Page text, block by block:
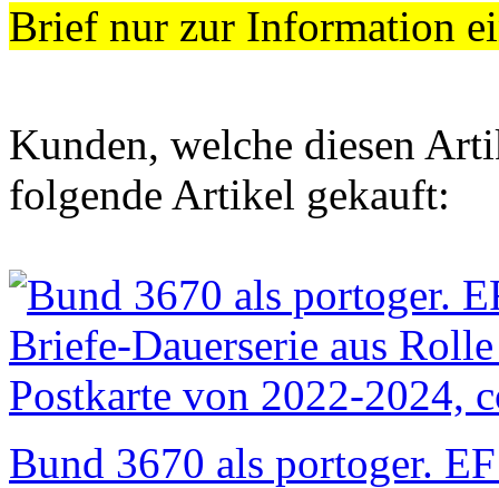
Brief nur zur Information
Kunden, welche diesen
folgende Artikel gekauft:
Bund 3670 als portoger.